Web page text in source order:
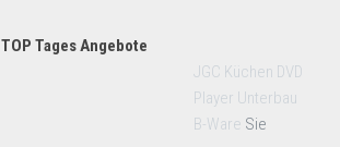
TOP Tages Angebote
JGC Küchen DVD
Player Unterbau
B-Ware Sie